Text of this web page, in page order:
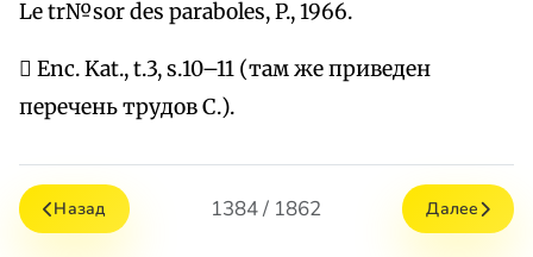
Le tr№sor des paraboles, P., 1966.
 Еnc. Kat., t.3, s.10–11 (там же приведен
перечень трудов С.).
Назад 1384 / 1862 Далее